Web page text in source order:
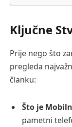
Ključne
Prije nego što
pregleda
članku:
Što je
pametni